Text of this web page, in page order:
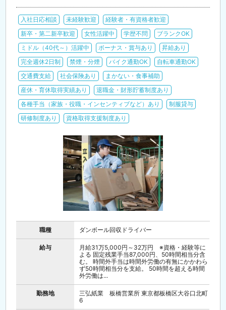
入社日応相談 未経験歓迎
経験者・有資格者歓迎
新卒・第二新卒歓迎
女性活躍中 学歴不問
ブランクOK
ミドル（40代～）活躍中
ボーナス・賞与あり
昇給あり
完全週休2日制
禁煙・分煙 バイク通勤OK
自転車通勤OK
交通費支給
社会保険あり
まかない・食事補助
産休・育休取得実績あり
退職金・財形貯蓄制度あり
各種手当（家族・役職・インセンティブなど）あり
制服貸与
研修制度あり
資格取得支援制度あり
職種 ダンボール回収ドライバー
給与
月給31万5,000円～32万円 ※資格・経験等に
よる 固定残業手当87,000円、50時間相当分含
む。 時間外手当は時間外労働の有無にかかわら
ず50時間相当分を支給。 50時間を超える時間
外労働は...
勤務地
三弘紙業 板橋営業所 東京都板橋区大谷口北町
6